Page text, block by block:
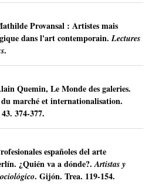
Provansal : Artistes mais
dans l'art contemporain. Lectures
.
Quemin, Le Monde des galeries.
marché et internationalisation.
43. 374-377.
españoles del arte
¿Quién va a dónde?. Artistas y
. Gijón. Trea. 119-154.